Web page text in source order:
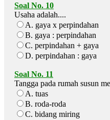
Soal No. 10
Usaha adalah....
A. gaya x perpindahan
B. gaya : perpindahan
C. perpindahan + gaya
D. perpindahan : gaya
Soal No. 11
Tangga pada rumah susun
A. tuas
B. roda-roda
C. bidang miring